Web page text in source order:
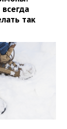
так